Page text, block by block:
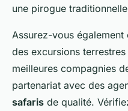
une pirogue
Assurez-vous également
des excursions
meilleures compagnies
partenariat avec des
safaris de qualité.